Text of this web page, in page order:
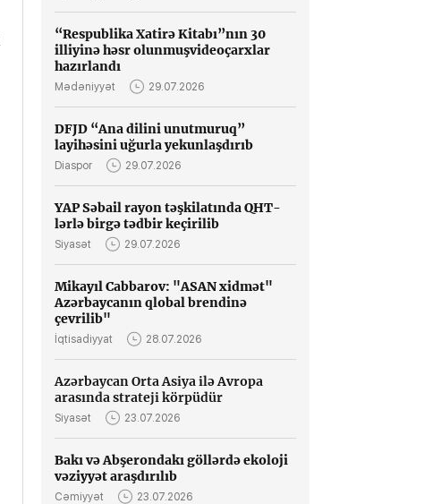
“Respublika Xatirə Kitabı”nın 30
illiyinə həsr olunmuşvideoçarxlar
hazırlandı
Mədəniyyət 29.07.2026
DFJD “Ana dilini unutmuruq”
layihəsini uğurla yekunlaşdırıb
Diaspor 29.07.2026
YAP Səbail rayon təşkilatında QHT-
lərlə birgə tədbir keçirilib
Siyasət 29.07.2026
Mikayıl Cabbarov: "ASAN xidmət"
Azərbaycanın qlobal brendinə
çevrilib"
İqtisadiyyat 28.07.2026
Azərbaycan Orta Asiya ilə Avropa
arasında strateji körpüdür
Siyasət 23.07.2026
Bakı və Abşerondakı göllərdə ekoloji
vəziyyət araşdırılıb
Cəmiyyət 23.07.2026